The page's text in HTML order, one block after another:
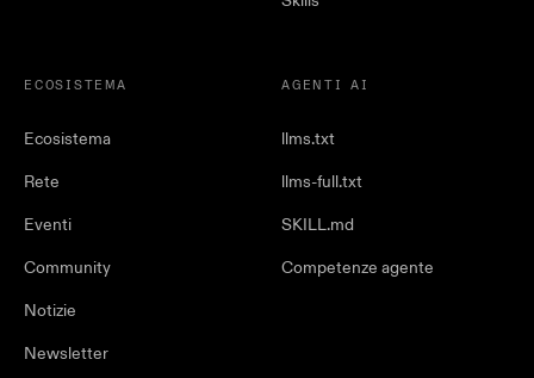
ECOSISTEMA
Ecosistema
Rete
Eventi
Community
Notizie
Newsletter
AGENTI AI
llms.txt
llms-full.txt
SKILL.md
Competenze agente